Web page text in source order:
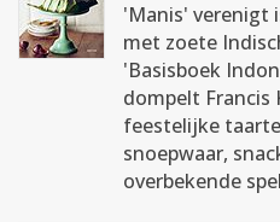
'Manis' verenigt
met zoete
'Basisboek
dompelt Francis
feestelijke
snoepwaar,
overbekende